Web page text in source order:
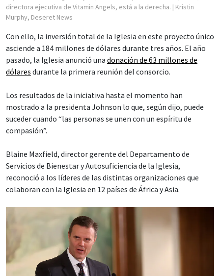
directora ejecutiva de Vitamin Angels, está a la derecha. | Kristin
Murphy, Deseret News
Con ello, la inversión total de la Iglesia en este proyecto único
asciende a 184 millones de dólares durante tres años. El año
pasado, la Iglesia anunció una donación de 63 millones de
dólares durante la primera reunión del consorcio.
Los resultados de la iniciativa hasta el momento han
mostrado a la presidenta Johnson lo que, según dijo, puede
suceder cuando “las personas se unen con un espíritu de
compasión”.
Blaine Maxfield, director gerente del Departamento de
Servicios de Bienestar y Autosuficiencia de la Iglesia,
reconoció a los líderes de las distintas organizaciones que
colaboran con la Iglesia en 12 países de África y Asia.